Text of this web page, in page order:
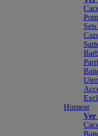
Hornear
Ver